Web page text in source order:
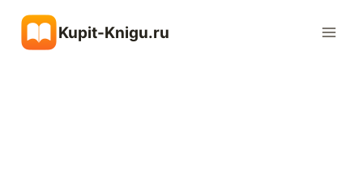
содержимому
Kupit-Knigu.ru